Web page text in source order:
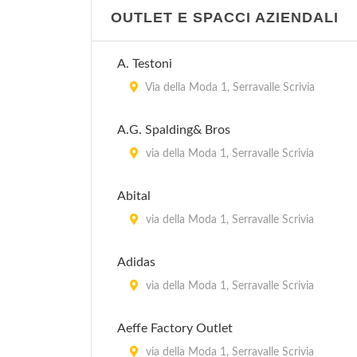
OUTLET E SPACCI AZIENDALI
A. Testoni
Via della Moda 1, Serravalle Scrivia
A.G. Spalding& Bros
via della Moda 1, Serravalle Scrivia
Abital
via della Moda 1, Serravalle Scrivia
Adidas
via della Moda 1, Serravalle Scrivia
Aeffe Factory Outlet
via della Moda 1, Serravalle Scrivia